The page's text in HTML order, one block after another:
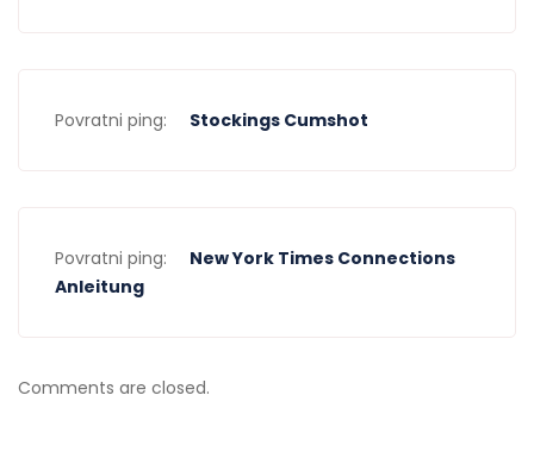
Povratni ping: Stockings Cumshot
Povratni ping:
New York Times Connections
Anleitung
Comments are closed.